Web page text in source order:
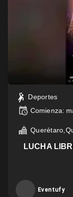
Deportes
Comienza:
LUCHA
Eventufy